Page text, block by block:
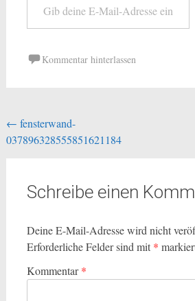
Kommentar hinterlassen
Beitragsnavigation
← fensterwand-
037896328555851621184
Schreibe einen
Deine E-Mail-Adresse wird nicht
Erforderliche Felder sind mit *
Kommentar*